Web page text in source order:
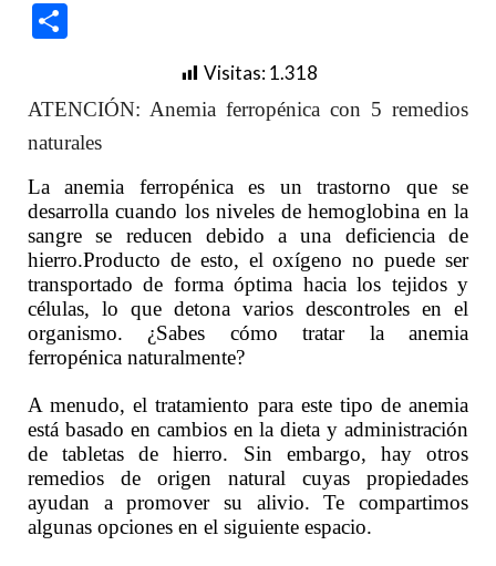
Visitas:1.318
ATENCIÓN: Anemia ferropénica con 5 remedios
naturales
La anemia ferropénica es un trastorno que se
desarrolla cuando los niveles de hemoglobina en la
sangre se reducen debido a una deficiencia de
hierro.Producto de esto, el oxígeno no puede ser
transportado de forma óptima hacia los tejidos y
células, lo que detona varios descontroles en el
organismo. ¿Sabes cómo tratar la anemia
ferropénica naturalmente?
A menudo, el tratamiento para este tipo de anemia
está basado en cambios en la dieta y administración
de tabletas de hierro. Sin embargo, hay otros
remedios de origen natural cuyas propiedades
ayudan a promover su alivio. Te compartimos
algunas opciones en el siguiente espacio.